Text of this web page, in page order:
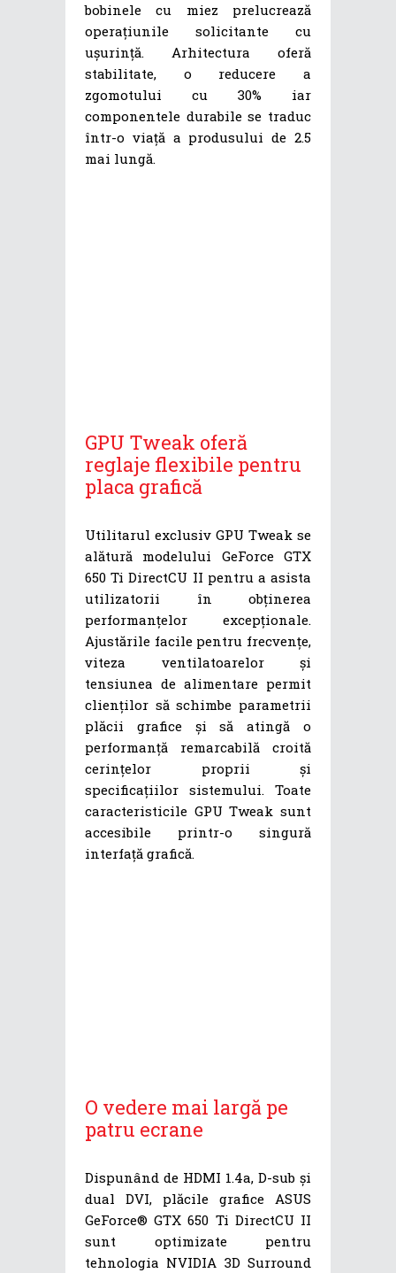
bobinele cu miez prelucrează
operațiunile solicitante cu
ușurință. Arhitectura oferă
stabilitate, o reducere a
zgomotului cu 30% iar
componentele durabile se traduc
într-o viață a produsului de 2.5
mai lungă.
GPU Tweak oferă
reglaje flexibile pentru
placa grafică
Utilitarul exclusiv GPU Tweak se
alătură modelului GeForce GTX
650 Ti DirectCU II pentru a asista
utilizatorii în obținerea
performanțelor excepționale.
Ajustările facile pentru frecvențe,
viteza ventilatoarelor și
tensiunea de alimentare permit
clienților să schimbe parametrii
plăcii grafice și să atingă o
performanță remarcabilă croită
cerințelor proprii și
specificațiilor sistemului. Toate
caracteristicile GPU Tweak sunt
accesibile printr-o singură
interfață grafică.
O vedere mai largă pe
patru ecrane
Dispunând de HDMI 1.4a, D-sub și
dual DVI, plăcile grafice ASUS
GeForce® GTX 650 Ti DirectCU II
sunt optimizate pentru
tehnologia NVIDIA 3D Surround